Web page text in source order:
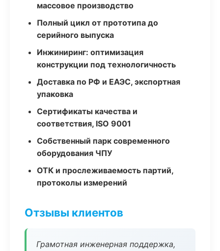
массовое производство
Полный цикл от прототипа до
серийного выпуска
Инжиниринг: оптимизация
конструкции под технологичность
Доставка по РФ и ЕАЭС, экспортная
упаковка
Сертификаты качества и
соответствия, ISO 9001
Собственный парк современного
оборудования ЧПУ
ОТК и прослеживаемость партий,
протоколы измерений
Отзывы клиентов
Грамотная инженерная поддержка,